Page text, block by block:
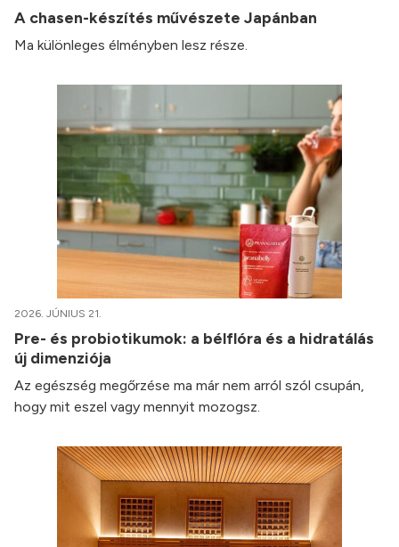
A chasen-készítés művészete Japánban
Ma különleges élményben lesz része.
2026. JÚNIUS 21.
Pre- és probiotikumok: a bélflóra és a hidratálás
új dimenziója
Az egészség megőrzése ma már nem arról szól csupán,
hogy mit eszel vagy mennyit mozogsz.